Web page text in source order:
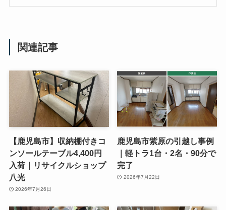
関連記事
【鹿児島市】収納棚付きコ
ンソールテーブル4,400円
入荷｜リサイクルショップ
八光
2026年7月26日
鹿児島市紫原の引越し事例
｜軽トラ1台・2名・90分で
完了
2026年7月22日